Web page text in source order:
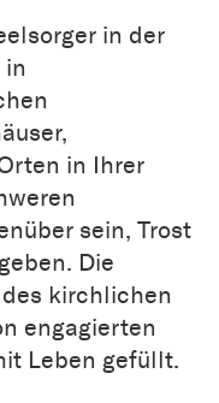
in der
in Ihrer
sein, Trost
Die
kirchlichen
engagierten
Leben gefüllt.